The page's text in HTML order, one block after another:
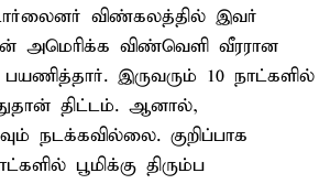
விண்கலத்தில் இவர்
அமெரிக்க விண்வெளி வீரரான
இருவரும் 10 நாட்களில்
திட்டம். ஆனால்,
நடக்கவில்லை. குறிப்பாக
பூமிக்கு திரும்ப